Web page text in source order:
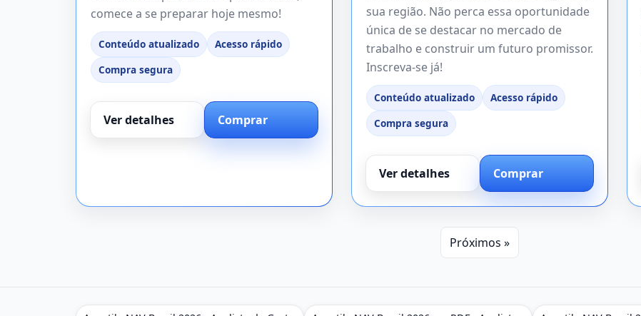
comece a se preparar hoje mesmo!
Conteúdo atualizado
Acesso rápido
Compra segura
Ver detalhes Comprar
sua região. Não perca essa oportunidade
única de se destacar no mercado de
trabalho e construir um futuro promissor.
Inscreva-se já!
Conteúdo atualizado
Acesso rápido
Compra segura
Ver detalhes Comprar
Próximos »